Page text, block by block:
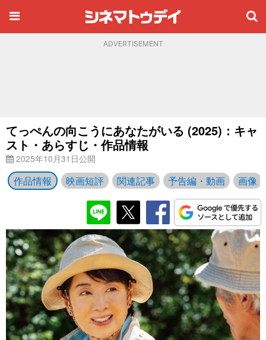
ADVERTISEMENT
てっぺんの向こうにあなたがいる (2025)：キャ
スト・あらすじ・作品情報
2025年10月31日公開
作品情報 映画短評 関連記事 予告編・動画 画像